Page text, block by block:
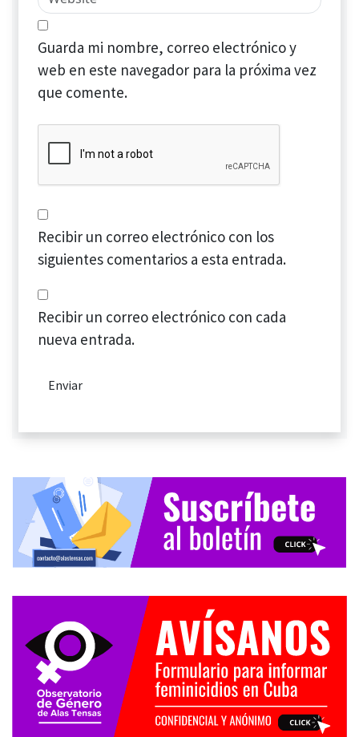
Guarda mi nombre, correo electrónico y
web en este navegador para la próxima vez
que comente.
Recibir un correo electrónico con los
siguientes comentarios a esta entrada.
Recibir un correo electrónico con cada
nueva entrada.